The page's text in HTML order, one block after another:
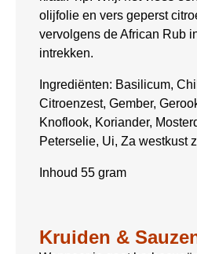
olijfolie en vers geperst
vervolgens de African Rub
intrekken.
Ingrediënten: Basilicum,
Citroenzest, Gember,
Knoflook, Koriander,
Peterselie, Ui, Za westkust
Inhoud 55 gram
Kruiden &